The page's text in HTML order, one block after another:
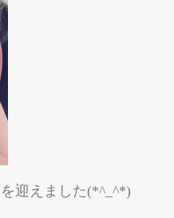
迎えました(*^_^*)